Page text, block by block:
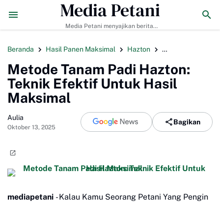
Pelatih Timnas Uruguay2026年バリ島のおすすめ大晦日レス
Media Petani
Media Petani menyajikan berita
dan teknologi pertanian modern.
Beranda Hasil Panen Maksimal Hazton Metode Tanam
Metode Tanam Padi Hazton:
Teknik Efektif Untuk Hasil
Maksimal
Aulia
Oktober 13, 2025
Bagikan
mediapetani - Kalau Kamu Seorang Petani Yang Pengin